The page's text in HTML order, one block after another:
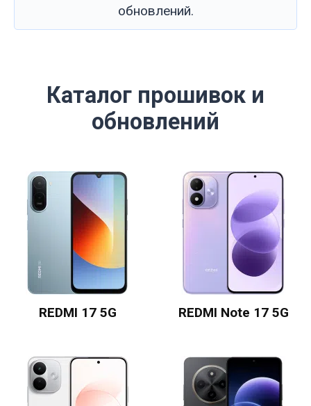
обновлений.
Каталог прошивок и
обновлений
REDMI 17 5G REDMI Note 17 5G